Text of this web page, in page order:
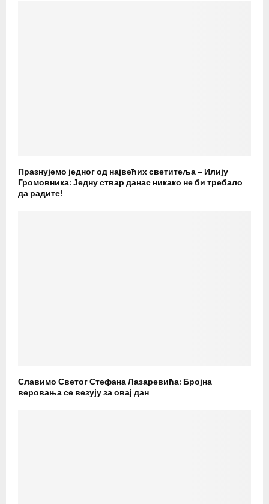
Празнујемо једног од највећих светитеља – Илију
Громовника: Једну ствар данас никако не би требало
да радите!
Славимо Светог Стефана Лазаревића: Бројна
веровања се везују за овај дан